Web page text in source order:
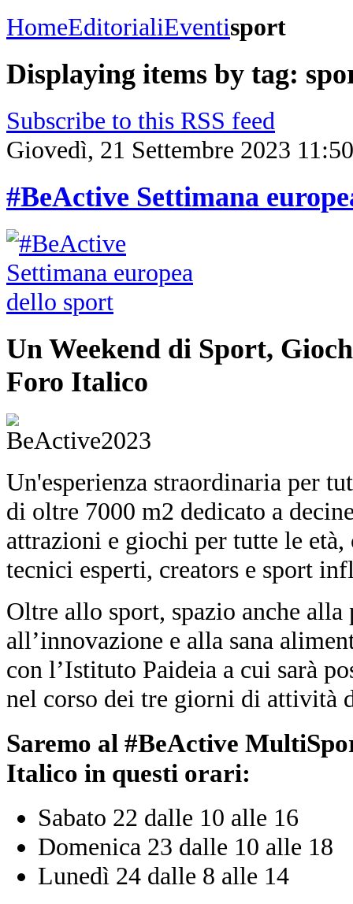
HomeEditorialiEventisport
Displaying items by tag:
Subscribe to this RSS feed
Giovedì, 21 Settembre 2023 11:50
#BeActive Settimana
Un Weekend di Sport,
Foro Italico
Un'esperienza straordinaria per
di oltre 7000 m2 dedicato a
attrazioni e giochi per tutte le
tecnici esperti, creators e sport
Oltre allo sport, spazio anche
all’innovazione e alla sana
con l’Istituto Paideia a cui sarà
nel corso dei tre giorni di attività
Saremo al #BeActive
Italico in questi orari:
Sabato 22 dalle 10 alle 16
Domenica 23 dalle 10 alle 18
Lunedì 24 dalle 8 alle 14